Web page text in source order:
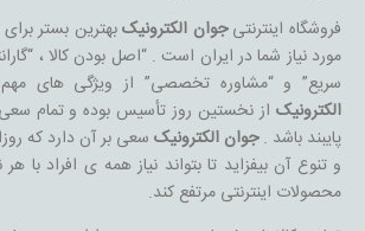
فروشگاه اینترنتیجوان الکترونیکبهترین بستر برای
مورد نیاز شما در ایران است . “اصل بودن کالا ،
سریع” و “مشاوره تخصصی” از ویژگی های
الکترونیکاز نخستین روز تأسیس بوده و تمام سعی
پایبند باشد .جوان الکترونیکسعی بر آن دارد که
و تنوع آن بیفزاید تا بتواند نیاز همه ی افراد با
محصولات اینترنتی مرتفع کند.